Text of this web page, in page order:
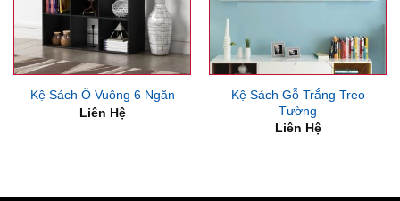
Kệ Sách Ô Vuông 6 Ngăn
Liên Hệ
Kệ Sách Gỗ Trắng Treo
Tường
Liên Hệ